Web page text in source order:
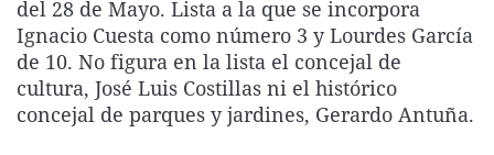
La rosa de los vientos
Gente viajera
Como el perro y el
Caso
Retornados
Equipo de
Extremadura
Galicia
La Rioja
Virales
Televisión
Elecciones
del 28 de Mayo. Lista a la que se incorpora
Ignacio Cuesta como número 3 y Lourdes García
de 10. No figura en la lista el concejal de
cultura, José Luis Costillas ni el histórico
concejal de parques y jardines, Gerardo Antuña.